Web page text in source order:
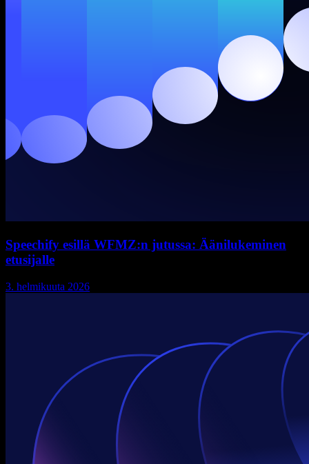
Speechify esillä WFMZ:n jutussa: Äänilukeminen
etusijalle
3. helmikuuta 2026